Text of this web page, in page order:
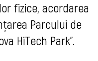
fizice, acordarea
Parcului de
HiTech Park".